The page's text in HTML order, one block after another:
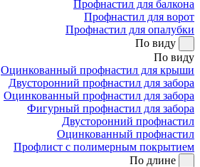
Профнастил для балкона
Профнастил для ворот
Профнастил для опалубки
По виду
По виду
Оцинкованный профнастил для крыши
Двусторонний профнастил для забора
Оцинкованный профнастил для забора
Фигурный профнастил для забора
Двусторонний профнастил
Оцинкованный профнастил
Профлист с полимерным покрытием
По длине